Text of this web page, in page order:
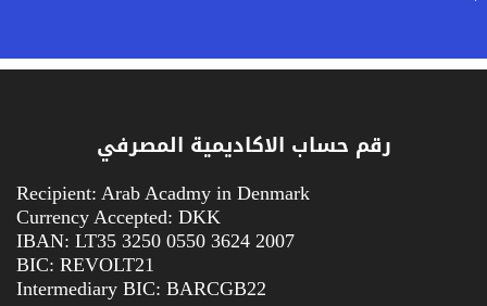
رقم حساب الاكاديمية المصرفي
Recipient: Arab Acadmy in Denmark
Currency Accepted: DKK
IBAN: LT35 3250 0550 3624 2007
BIC: REVOLT21
Intermediary BIC: BARCGB22